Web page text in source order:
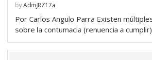
byAdmJRZ17a
Por Carlos Angulo Parra Existen
sobre la contumacia (renuencia a